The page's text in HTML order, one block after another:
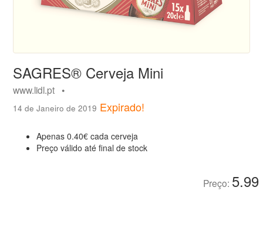
SAGRES® Cerveja Mini
www.lidl.pt •
14 de Janeiro de 2019 Expirado!
Apenas 0.40€ cada cerveja
Preço válido até final de stock
Preço: 5.99